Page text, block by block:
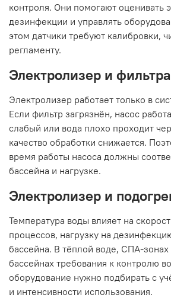
контроля. Они помогают оценивать
дезинфекции и управлять
этом датчики требуют калибровки,
регламенту.
Электролизер и
Электролизер работает только в
Если фильтр загрязнён, насос
слабый или вода плохо проходит
качество обработки снижается.
время работы насоса должны
бассейна и нагрузке.
Электролизер и
Температура воды влияет на
процессов, нагрузку на
бассейна. В тёплой воде, СПА-
бассейнах требования к контролю
оборудование нужно подбирать с
и интенсивности использования.